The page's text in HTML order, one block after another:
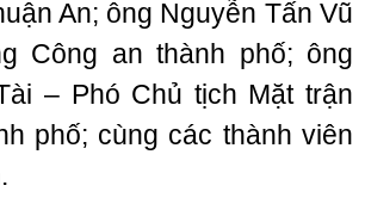
An; ông Nguyễn Tấn Vũ
Công an thành phố; ông
– Phó Chủ tịch Mặt trận
phố; cùng các thành viên